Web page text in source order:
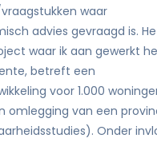
waar
advies gevraagd is.
waar ik aan gewerkt
betreft een
voor 1.000
omlegging van een
Onder